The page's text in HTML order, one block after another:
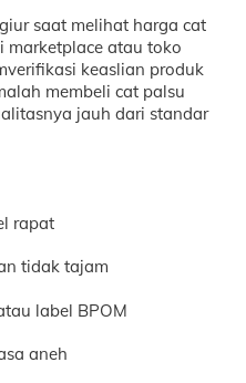
saat melihat harga cat
marketplace atau toko
keaslian produk
membeli cat palsu
jauh dari standar
rapat
tidak tajam
label BPOM
aneh